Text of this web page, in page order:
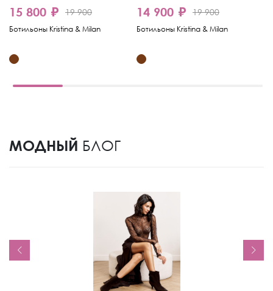
15 800 ₽ 19 900
Ботильоны Kristina & Milan
14 900 ₽ 19 900
Ботильоны Kristina & Milan
МОДНЫЙ БЛОГ